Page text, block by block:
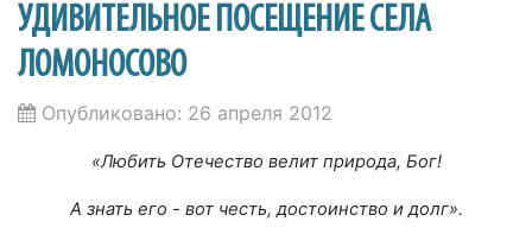
УДИВИТЕЛЬНОЕ ПОСЕЩЕНИЕ СЕЛА
ЛОМОНОСОВО
Опубликовано: 26 апреля 2012
«Любить Отечество велит природа, Бог!
А знать его - вот честь, достоинство и долг».